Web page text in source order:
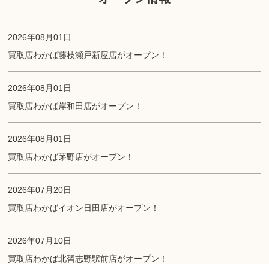
2026年08月01日
買取店わかば藤枝瀬戸新屋店がオープン！
2026年08月01日
買取店わかば岸和田店がオープン！
2026年08月01日
買取店わかば茅野店がオープン！
2026年07月20日
買取店わかばイオン日田店がオープン！
2026年07月10日
買取店わかば北習志野駅前店がオープン！